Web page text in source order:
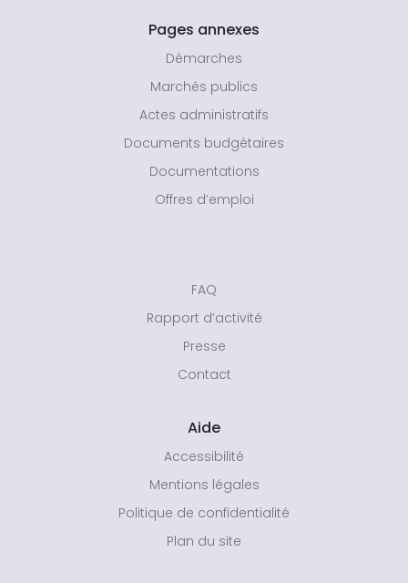
Pages annexes
Démarches
Marchés publics
Actes administratifs
Documents budgétaires
Documentations
Offres d’emploi
FAQ
Rapport d’activité
Presse
Contact
Aide
Accessibilité
Mentions légales
Politique de confidentialité
Plan du site